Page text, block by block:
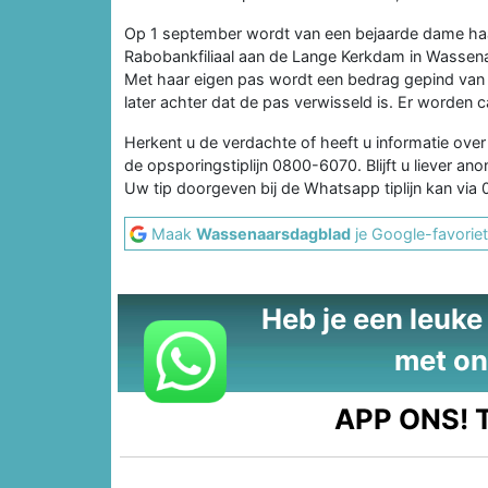
Op 1 september wordt van een bejaarde dame
Rabobankfiliaal aan de Lange Kerkdam in
Met haar eigen pas wordt een bedrag gepind
later achter dat de pas verwisseld is. Er worden
Herkent u de verdachte of heeft u informatie
de opsporingstiplijn 0800-6070. Blijft u liever
Uw tip doorgeven bij de Whatsapp tiplijn kan via
Maak Wassenaarsdagblad je Google-favoriet
Heb je een
met
APP ONS!